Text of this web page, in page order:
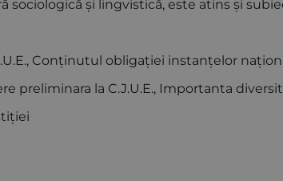
sociologică și lingvistică, este atins și
Conținutul obligației instanțelor
preliminara la C.J.U.E., Importanta